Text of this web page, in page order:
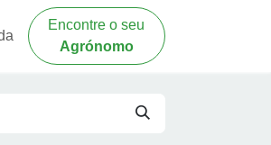
Encontre o seu
Agrónomo